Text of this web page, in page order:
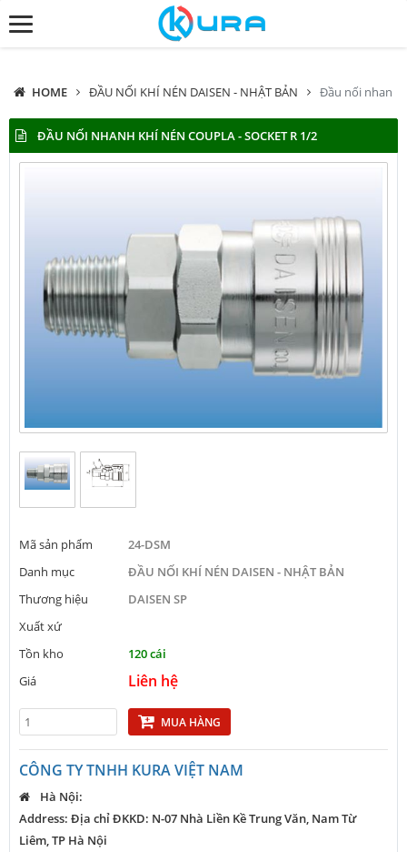
HOME ĐẦU NỐI KHÍ NÉN DAISEN - NHẬT BẢN Đầu nối nhanh
ĐẦU NỐI NHANH KHÍ NÉN COUPLA - SOCKET R 1/2
Mã sản phẩm
24-DSM
Danh mục
ĐẦU NỐI KHÍ NÉN DAISEN - NHẬT BẢN
Thương hiệu
DAISEN SP
Xuất xứ
Tồn kho
120 cái
Giá
Liên hệ
MUA HÀNG
CÔNG TY TNHH KURA VIỆT NAM
Hà Nội:
Address: Địa chỉ ĐKKD: N-07 Nhà Liền Kề Trung Văn, Nam Từ
Liêm, TP Hà Nội